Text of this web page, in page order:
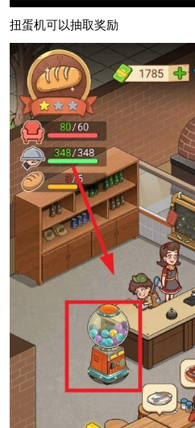
扭蛋机可以抽取奖励